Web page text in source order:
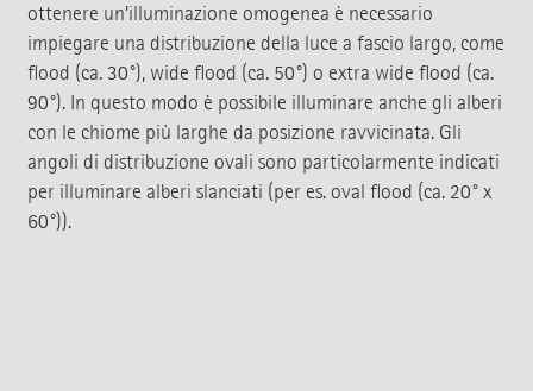
ottenere un’illuminazione omogenea è necessario
impiegare una distribuzione della luce a fascio largo, come
flood (ca. 30°), wide flood (ca. 50°) o extra wide flood (ca.
90°). In questo modo è possibile illuminare anche gli alberi
con le chiome più larghe da posizione ravvicinata. Gli
angoli di distribuzione ovali sono particolarmente indicati
per illuminare alberi slanciati (per es. oval flood (ca. 20° x
60°)).